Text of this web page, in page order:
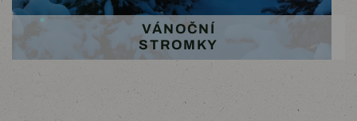
VÁNOČNÍ
STROMKY